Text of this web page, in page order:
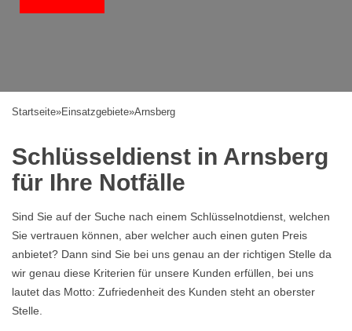
Startseite»Einsatzgebiete»Arnsberg
Schlüsseldienst in Arnsberg
für Ihre Notfälle
Sind Sie auf der Suche nach einem Schlüsselnotdienst, welchen
Sie vertrauen können, aber welcher auch einen guten Preis
anbietet? Dann sind Sie bei uns genau an der richtigen Stelle da
wir genau diese Kriterien für unsere Kunden erfüllen, bei uns
lautet das Motto: Zufriedenheit des Kunden steht an oberster
Stelle.